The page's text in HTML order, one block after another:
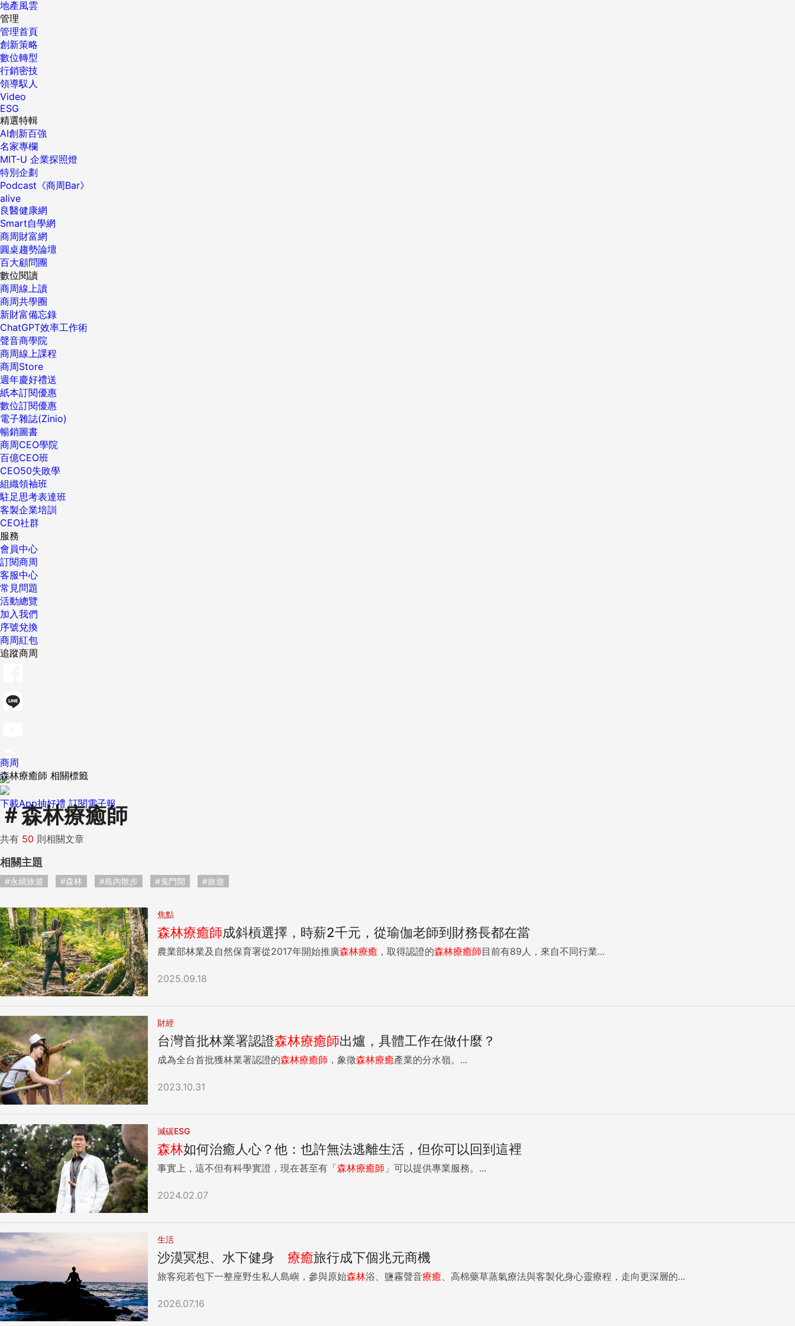
地產風雲
管理
管理首頁
創新策略
數位轉型
行銷密技
領導馭人
Video
ESG
精選特輯
AI創新百強
名家專欄
MIT-U 企業探照燈
特別企劃
Podcast《商周Bar》
alive
良醫健康網
Smart自學網
商周財富網
圓桌趨勢論壇
百大顧問團
數位閱讀
商周線上讀
商周共學圈
新財富備忘錄
ChatGPT效率工作術
聲音商學院
商周線上課程
商周Store
週年慶好禮送
紙本訂閱優惠
數位訂閱優惠
電子雜誌(Zinio)
暢銷圖書
商周CEO學院
百億CEO班
CEO50失敗學
組織領袖班
駐足思考表達班
客製企業培訓
CEO社群
服務
會員中心
訂閱商周
客服中心
常見問題
活動總覽
加入我們
序號兌換
商周紅包
追蹤商周
下載App抽好禮 訂閱電子報
商周
森林療癒師 相關標籤
＃森林療癒師
共有 50 則相關文章
相關主題
#永續旅遊 #森林 #島內散步 #鬼門開 #旅遊
焦點
森林療癒師成斜槓選擇，時薪2千元，從瑜伽老師到財務長都在當
農業部林業及自然保育署從2017年開始推廣森林療癒 ，取得認證的森林療癒師目前有89人，來自不同行業...
2025.09.18
財經
台灣首批林業署認證森林療癒師出爐，具體工作在做什麼？
成為全台首批獲林業署認證的森林療癒師 ，象徵森林療癒產業的分水嶺。...
2023.10.31
減碳ESG
森林如何治癒人心？他：也許無法逃離生活，但你可以回到這裡
事實上，這不但有科學實證，現在甚至有「森林療癒師 」可以提供專業服務。...
2024.02.07
生活
沙漠冥想、水下健身 療癒旅行成下個兆元商機
旅客宛若包下一整座野生私人島嶼，參與原始森林浴、鹽霧聲音療癒 、高棉藥草蒸氣療法與客製化身心靈療程，走向更深層的...
2026.07.16